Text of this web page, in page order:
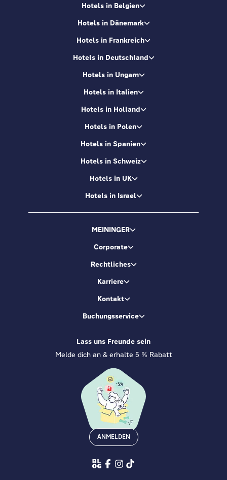
Hotels in Belgien
Hotels in Dänemark
Hotels in Frankreich
Hotels in Deutschland
Hotels in Ungarn
Hotels in Italien
Hotels in Holland
Hotels in Polen
Hotels in Spanien
Hotels in Schweiz
Hotels in UK
Hotels in Israel
MEININGER
Corporate
Rechtliches
Karriere
Kontakt
Buchungsservice
Lass uns Freunde sein
Melde dich an & erhalte 5 % Rabatt
ANMELDEN